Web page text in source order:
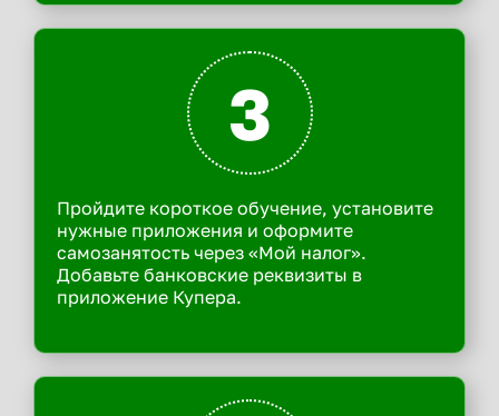
3
Пройдите короткое обучение, установите
нужные приложения и оформите
самозанятость через «Мой налог».
Добавьте банковские реквизиты в
приложение Купера.